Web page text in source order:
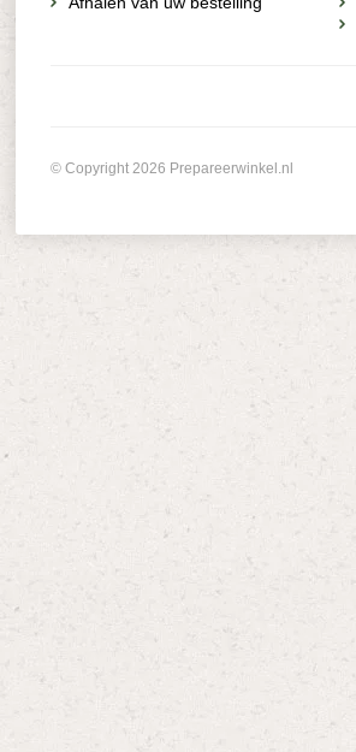
© Copyright 2026 Prepareerwinkel.nl